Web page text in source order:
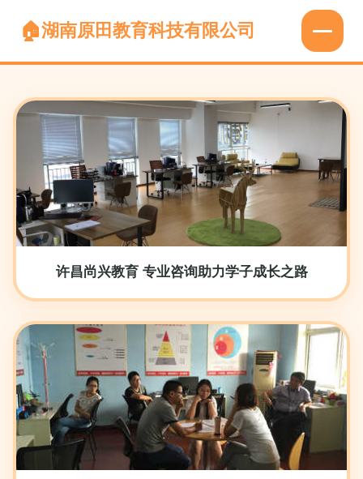
湖南原田教育科技有限公司
许昌尚兴教育 专业咨询助力学子成长之路